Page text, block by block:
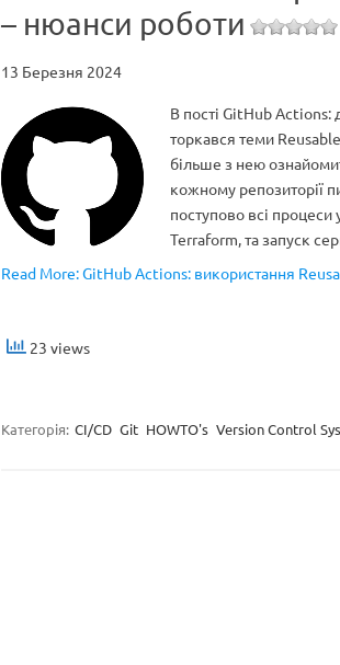
– нюанси роботи
13 Березня 2024
В пості GitHub
торкався теми
більше з нею
кожному репозиторії
поступово всі процеси
Terraform, та запуск
Read More: GitHub Actions: використання
23 views
Категорія: CI/CD Git HOWTO's Version Control